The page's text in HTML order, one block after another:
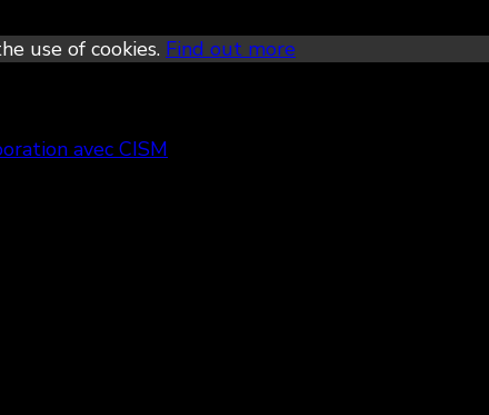
use of cookies. Find out more
avec CISM